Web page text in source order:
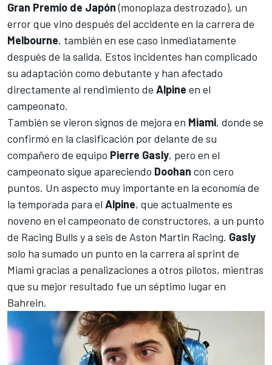
Gran Premio de Japón(monoplaza destrozado), un
error que vino después del accidente en la carrera de
Melbourne, también en ese caso inmediatamente
después de la salida. Estos incidentes han complicado
su adaptación como debutante y han afectado
directamente al rendimiento de Alpine en el
campeonato.
También se vieron signos de mejora en Miami, donde se
confirmó en la clasificación por delante de su
compañero de equipo Pierre Gasly, pero en el
campeonato sigue apareciendo Doohan con cero
puntos. Un aspecto muy importante en la economía de
la temporada para el Alpine, que actualmente es
noveno en el campeonato de constructores, a un punto
de Racing Bulls y a seis de Aston Martin Racing. Gasly
solo ha sumado un punto en la carrera al sprint de
Miami gracias a penalizaciones a otros pilotos, mientras
que su mejor resultado fue un séptimo lugar en
Bahrein.